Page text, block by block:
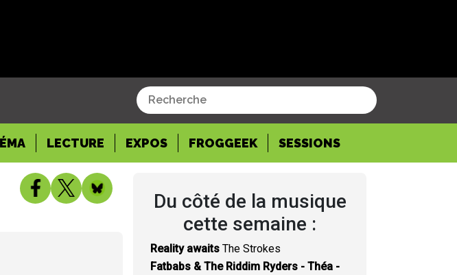
LECTURE EXPOS FROGGEEK SESSIONS
Du côté de la musique
cette semaine :
Reality awaits The Strokes
Fatbabs & The Riddim Ryders - Théa -